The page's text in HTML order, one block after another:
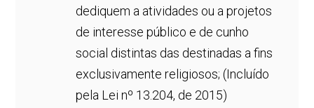
dediquem a atividades ou a projetos
de interesse público e de cunho
social distintas das destinadas a fins
exclusivamente religiosos; (Incluído
pela Lei nº 13.204, de 2015)